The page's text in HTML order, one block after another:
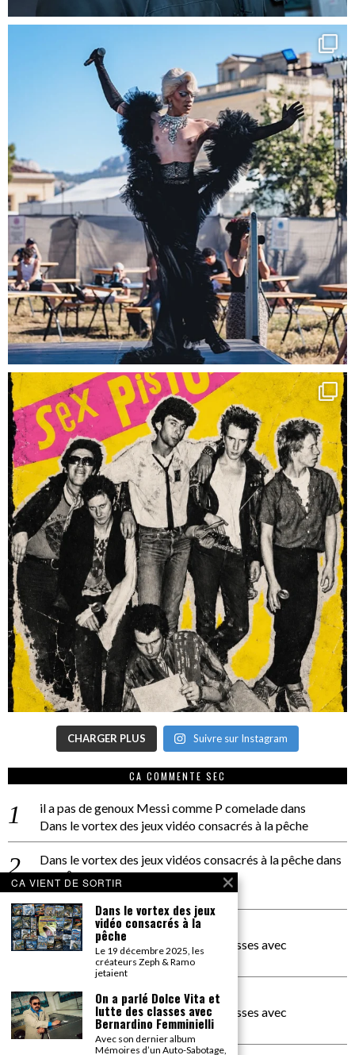
CHARGER PLUS Suivre sur Instagram
CA COMMENTE SEC
il a pas de genoux Messi comme P comeladedans
Dans le vortex des jeux vidéo consacrés à la pêche
Dans le vortex des jeux vidéos consacrés à la pêchedans
PACÔME THIELLEMENT
La séance d’Hip Gnose
La Patrie
dans
On a parlé Dolce Vita et lutte des classes avec
Bernardino Femminielli
carte noire negra à l'o tiededans
On a parlé Dolce Vita et lutte des classes avec
Bernardino Femminielli
CA VIENT DE SORTIR
Dans le vortex des jeux
vidéo consacrés à la
pêche
Le 19 décembre 2025, les
créateurs Zeph & Ramo
jetaient
On a parlé Dolce Vita et
lutte des classes avec
Bernardino Femminielli
Avec son dernier album
Mémoires d’un Auto-Sabotage,